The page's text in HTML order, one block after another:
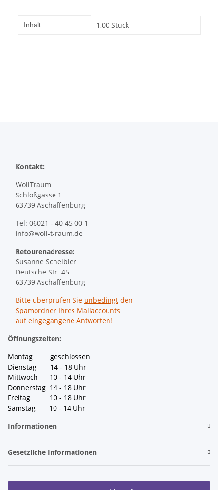
Produkteigenschaft
Wert
Inhalt: 1,00 Stück
Kontakt:
WollTraum
Schloßgasse 1
63739 Aschaffenburg
Tel: 06021 - 40 45 00 1
info@woll-t-raum.de
Retourenadresse:
Susanne Scheibler
Deutsche Str. 45
63739 Aschaffenburg
Bitte überprüfen Sie unbedingt den
Spamordner Ihres Mailaccounts
auf eingegangene Antworten!
Öffnungszeiten:
Montag geschlossen
Dienstag 14 - 18 Uhr
Mittwoch 10 - 14 Uhr
Donnerstag 14 - 18 Uhr
Freitag 10 - 18 Uhr
Samstag 10 - 14 Uhr
Informationen
Gesetzliche Informationen